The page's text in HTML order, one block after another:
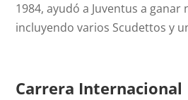
1984, ayudó a Juventus a
incluyendo varios Scudettos y
Carrera Internacional